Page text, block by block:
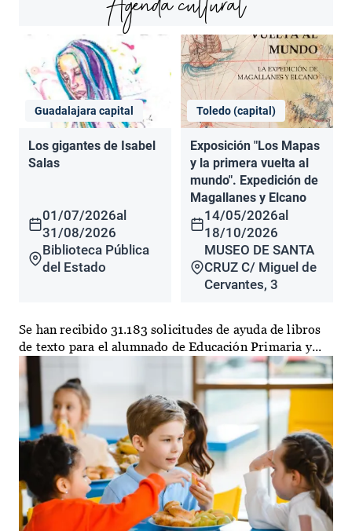
Guadalajara capital
Los gigantes de Isabel
Salas
01/07/2026al
31/08/2026
Biblioteca Pública
del Estado
Toledo (capital)
Exposición "Los Mapas
y la primera vuelta al
mundo". Expedición de
Magallanes y Elcano
14/05/2026al
18/10/2026
MUSEO DE SANTA
CRUZ C/ Miguel de
Cervantes, 3
Se han recibido 31.183 solicitudes de ayuda de libros
de texto para el alumnado de Educación Primaria y...